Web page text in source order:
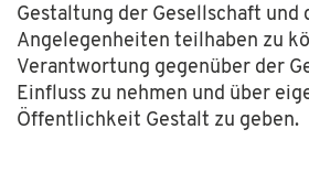
Gestaltung der Gesellschaft und
Angelegenheiten teilhaben zu
Verantwortung gegenüber der
Einfluss zu nehmen und über
Öffentlichkeit Gestalt zu geben.